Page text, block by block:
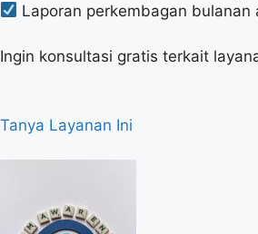
Laporan perkembagan bulanan
Ingin konsultasi gratis terkait
Tanya Layanan Ini